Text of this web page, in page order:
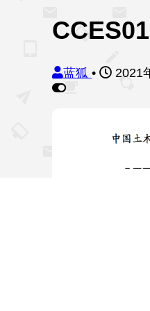
蓝狐• 2021